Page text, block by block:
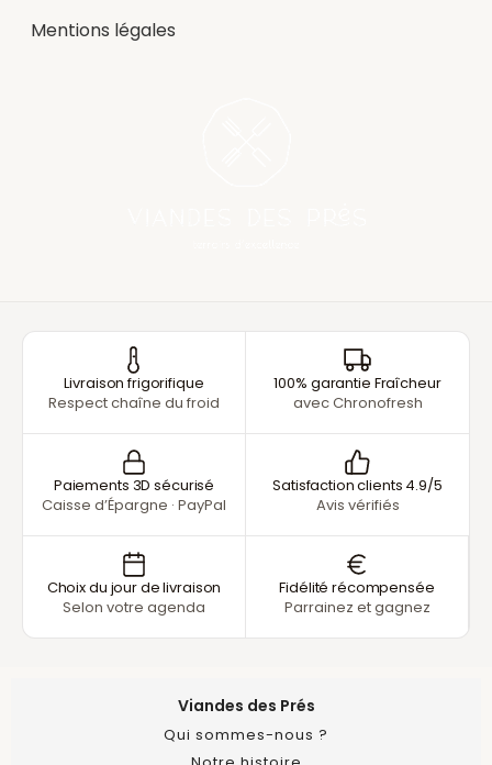
Mentions légales
Livraison frigorifique
Respect chaîne du froid
100% garantie Fraîcheur
avec Chronofresh
Paiements 3D sécurisé
Caisse d’Épargne · PayPal
Satisfaction clients 4.9/5
Avis vérifiés
Choix du jour de livraison
Selon votre agenda
Fidélité récompensée
Parrainez et gagnez
Viandes des Prés
Qui sommes-nous ?